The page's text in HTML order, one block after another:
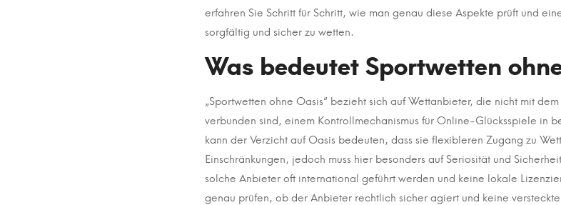
Oasis
für
Anfänger
sorgfältig
und
sicher
aus?
erfahren Sie Schritt für Schritt, wie man genau diese Aspekte prüft und
sorgfältig und sicher zu wetten.
Was bedeutet Sportwetten
„Sportwetten ohne Oasis“ bezieht sich auf Wettanbieter, die nicht mit dem
verbunden sind, einem Kontrollmechanismus für Online-Glücksspiele in
kann der Verzicht auf Oasis bedeuten, dass sie flexibleren Zugang zu
Einschränkungen, jedoch muss hier besonders auf Seriosität und
solche Anbieter oft international geführt werden und keine lokale
genau prüfen, ob der Anbieter rechtlich sicher agiert und keine